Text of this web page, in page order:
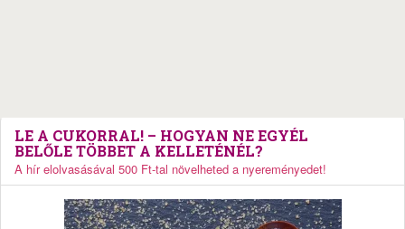
LE A CUKORRAL! – HOGYAN NE EGYÉL
BELŐLE TÖBBET A KELLETÉNÉL?
A hír elolvasásával 500 Ft-tal növelheted a nyereményedet!